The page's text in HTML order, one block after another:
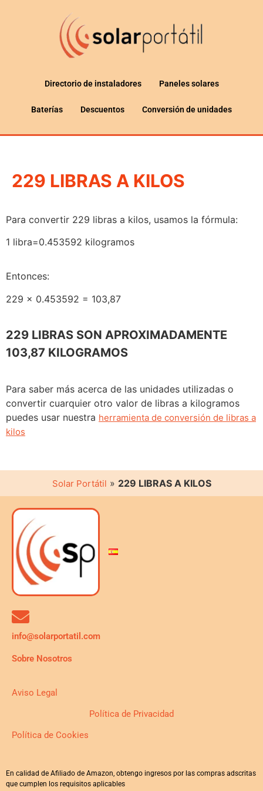
Directorio de instaladores Paneles solares
Baterías Descuentos Conversión de unidades
229 LIBRAS A KILOS
Para convertir 229 libras a kilos, usamos la fórmula:
1 libra=0.453592 kilogramos
Entonces:
229 x 0.453592 = 103,87
229 LIBRAS SON APROXIMADAMENTE
103,87 KILOGRAMOS
Para saber más acerca de las unidades utilizadas o
convertir cuarquier otro valor de libras a kilogramos
puedes usar nuestra herramienta de conversión de libras a
kilos
Solar Portátil » 229 LIBRAS A KILOS
info@solarportatil.com
Sobre Nosotros
Aviso Legal
Política de Privacidad
Política de Cookies
En calidad de Afiliado de Amazon, obtengo ingresos por las compras adscritas
que cumplen los requisitos aplicables